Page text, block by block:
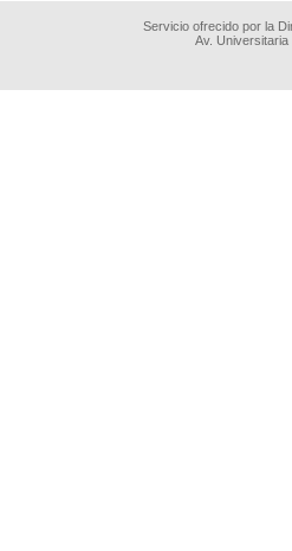
Servicio ofrecido por la
Av.